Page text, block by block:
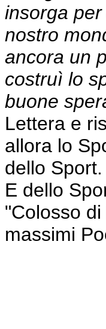
insorga
nostro
ancora un
costruì lo
buone
Lettera e
allora lo
dello Sport.
E dello
"Colosso
massimi